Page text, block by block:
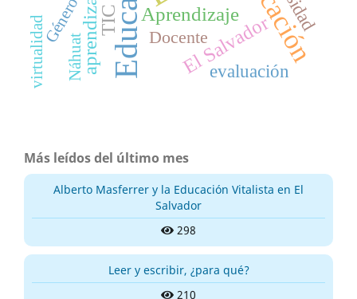
TIC Aprendizaje
El Salvador
aprendizaje evaluación
Docente
Género
Náhuat
virtualidad
Más leídos del último mes
Alberto Masferrer y la Educación Vitalista en El
Salvador
298
Leer y escribir, ¿para qué?
210